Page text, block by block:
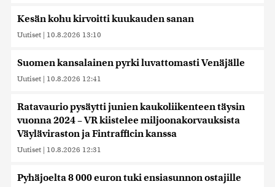
Kesän kohu kirvoitti kuukauden sanan
Uutiset | 10.8.2026 13:10
Suomen kansalainen pyrki luvattomasti Venäjälle
Uutiset | 10.8.2026 12:41
Ratavaurio pysäytti junien kaukoliikenteen täysin
vuonna 2024 – VR kiistelee miljoonakorvauksista
Väyläviraston ja Fintrafficin kanssa
Uutiset | 10.8.2026 12:31
Pyhäjoelta 8 000 euron tuki ensiasunnon ostajille